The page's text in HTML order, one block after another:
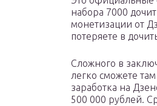
набора 7000
монетизации от
потеряете в
Сложного в
легко сможете
заработка на
500 000 рублей.